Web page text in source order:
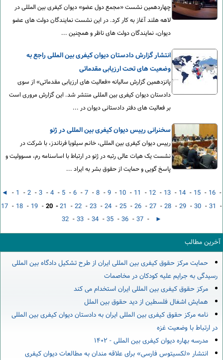
چهاردهمین نشست «مجمع دول عضو» دیوان کیفری بین المللی در
لاهه هلند آغاز به کار کرد. در این نشست نمایندگان دولت های عضو
دیوان، نمایندگان دولت های ناظر و همچنین ...
انتشار گزارش دادستان دیوان کیفری بین المللی راجع به
وضعیت های تحت ارزیابی مقدماتی
پانزدهمین گزارش سالیانه «فعالیت های ارزیابی مقدماتی» از سوی
دادستان دیوان کیفری بین المللی منتشر شد. این گزارش مروری است
بر فعالیت های دفتر دادستانی دیوان در ...
سخنرانی رییس دیوان کیفری بین المللی در ژنو
رییس دیوان کیفری بین المللی، خانم سیلویا فرناندز، با شرکت در
نشست یک هیات عالی رتبه در ژنو در ارتباط با اساسنامه رم، مسوولیت و
پاسخ گویی و حمایت از حقوق بشر به ایراد ...
◄ - 1 -2 -3 -4 - 5 -6 -7 -8 -9 - 10 - 11 - 12 - 13 - 14 - 15 - 16 -
17 - 18 - 19 -20 -21 -22 -23 -24 -25 -26 -27 -28 -29 -30 -31 -
32-33-34-35-36-37-
►
آخرین مطالب
حمایت مرکز حقوق کیفری بین المللی ایران از طرح تشکیل دادگاه بین المللی
رسیدگی به جرایم علیه کودکان در مخاصمات
مرکز حقوق کیفری بین المللی ایران استخدام می کند
همایش اشغال فلسطین از دید حقوق بین الملل
نامه مرکز حقوق کیفری بین المللی ایران به دادستان دیوان کیفری بین المللی
در ارتباط با وضعیت غزه
مدرسه بهاره دیوان کیفری بین المللی - ۱۴۰۲
انتشار «لکسیتوس فارسی» برای علاقه مندان به مطالعات دیوان کیفری